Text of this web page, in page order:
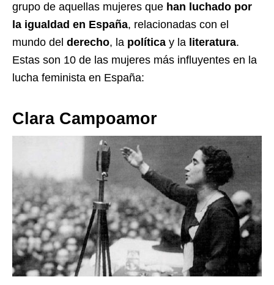
grupo de aquellas mujeres que han luchado por
la igualdad en España, relacionadas con el
mundo del derecho, la política y la literatura.
Estas son 10 de las mujeres más influyentes en la
lucha feminista en España:
Clara Campoamor